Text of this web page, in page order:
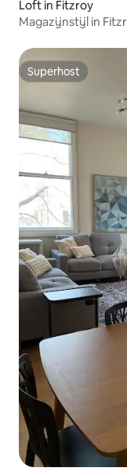
Loft in Fitzroy
Magazijnstijl in
Superhost
Superhost